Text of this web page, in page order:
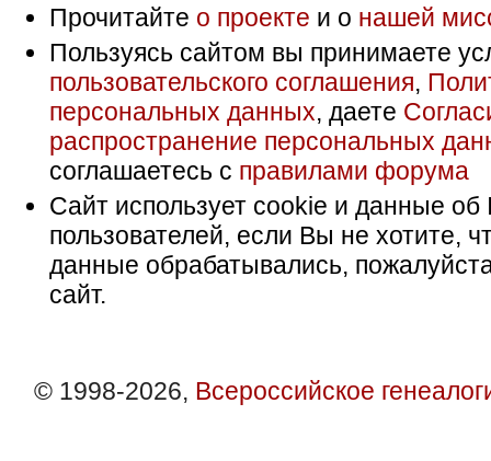
Прочитайте о проекте и о нашей
Пользуясь сайтом вы принимаете
пользовательского соглашения,
персональных данных, даете
распространение персональных
соглашаетесь с правилами форума
Сайт использует cookie и данные об
пользователей, если Вы не хотите,
данные обрабатывались,
сайт.
© 1998-2026, Всероссийское